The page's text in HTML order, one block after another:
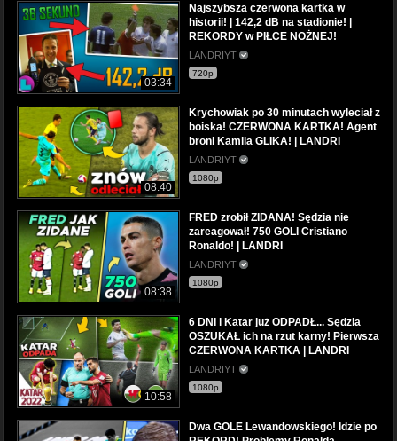
03:34
Najszybsza czerwona kartka w
historii! | 142,2 dB na stadionie! |
REKORDY w PIŁCE NOŻNEJ!
LANDRIYT
720p
08:40
Krychowiak po 30 minutach wyleciał z
boiska! CZERWONA KARTKA! Agent
broni Kamila GLIKA! | LANDRI
LANDRIYT
1080p
08:38
FRED zrobił ZIDANA! Sędzia nie
zareagował! 750 GOLI Cristiano
Ronaldo! | LANDRI
LANDRIYT
1080p
10:58
6 DNI i Katar już ODPADŁ... Sędzia
OSZUKAŁ ich na rzut karny! Pierwsza
CZERWONA KARTKA | LANDRI
LANDRIYT
1080p
Dwa GOLE Lewandowskiego! Idzie po